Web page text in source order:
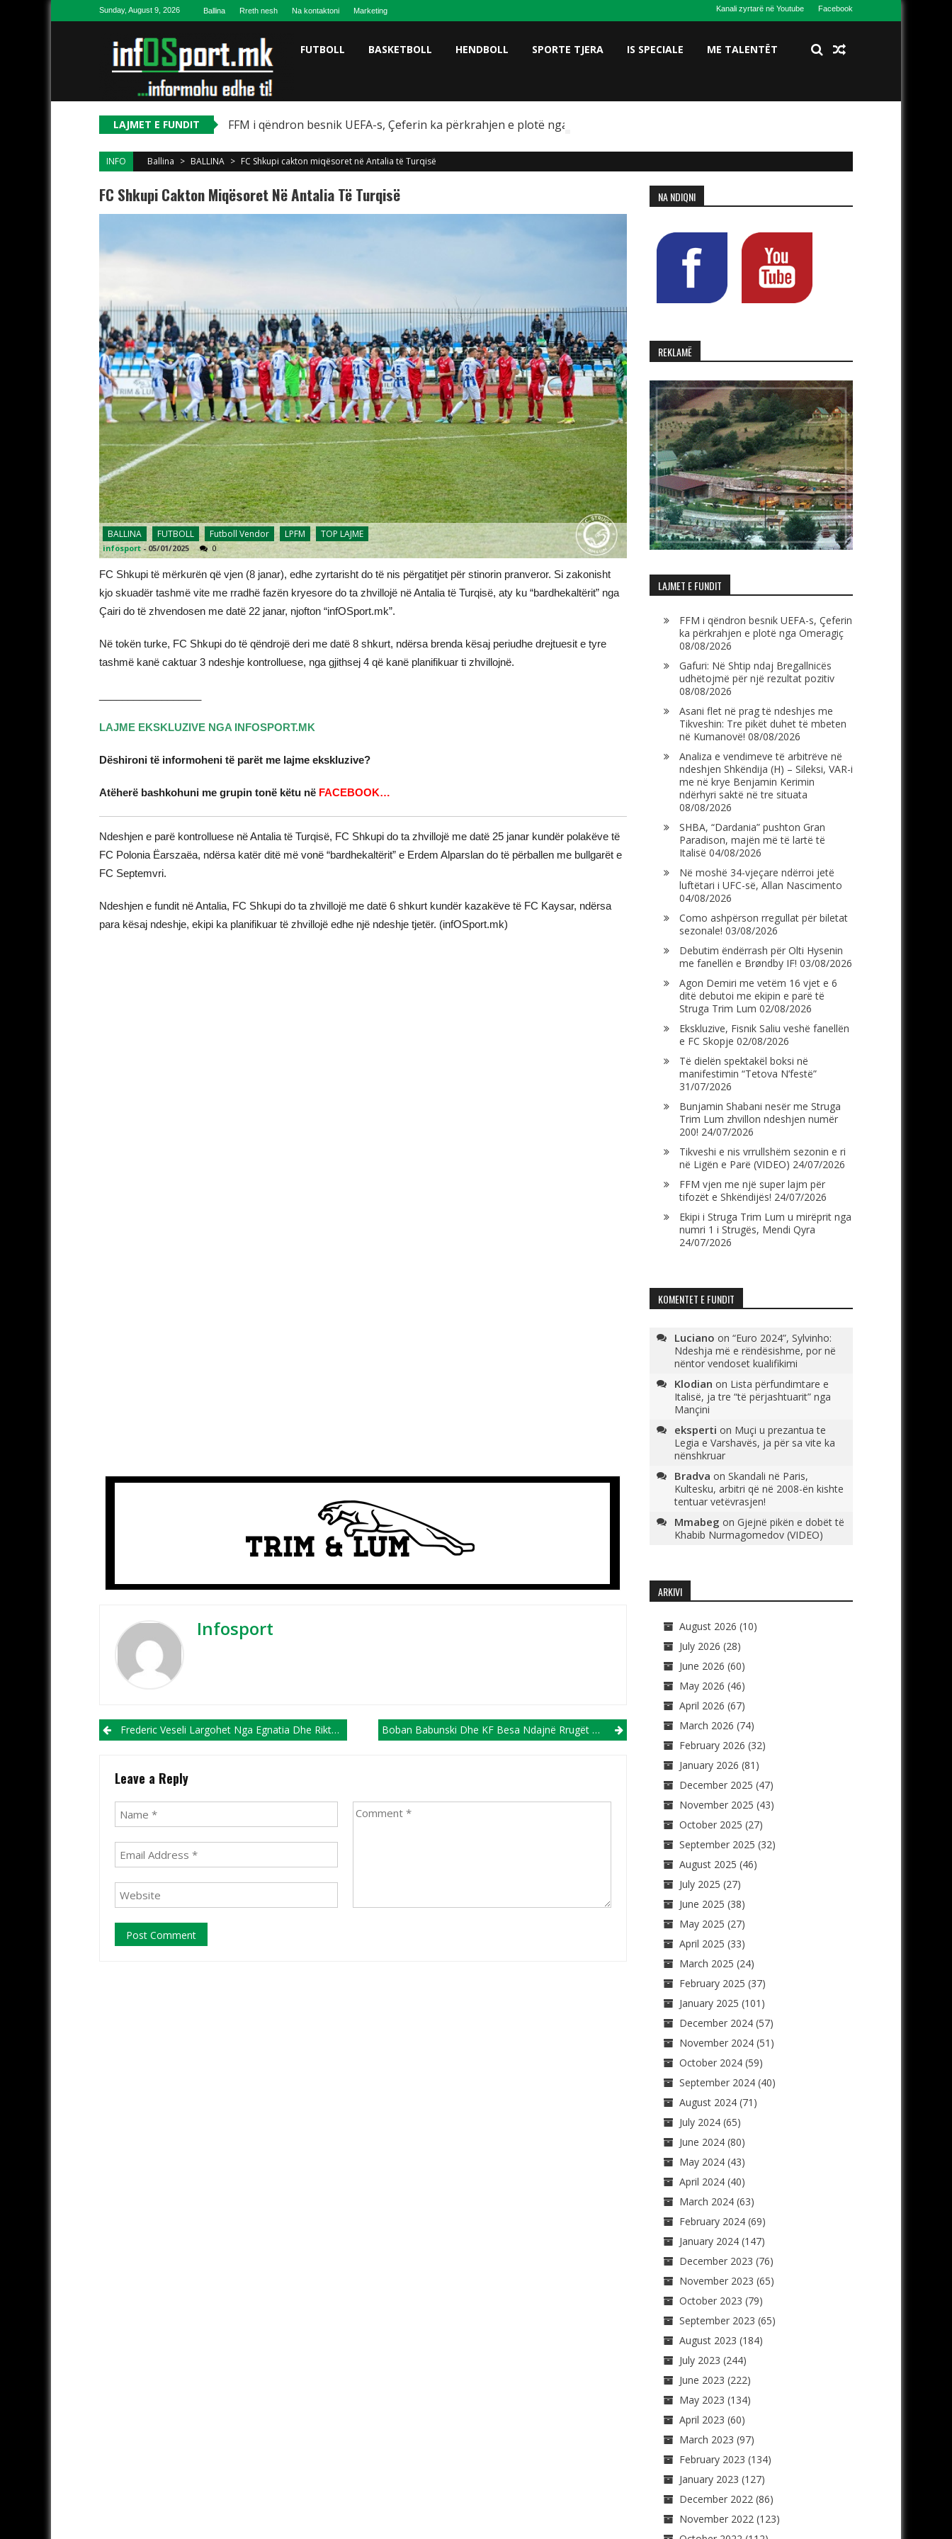
Skip to contentSunday, August 9, 2026 Ballina Rreth nesh Na kontaktoni Marketing Kanali zyrtarë në Youtube Facebook
FUTBOLL BASKETBOLL HENDBOLL SPORTE TJERA IS SPECIALE ME TALENTËT
LAJMET E FUNDIT FFM i qëndron besnik UEFA-s, Çeferin ka përkrahjen e plotë nga Omeragiç
INFO Ballina > BALLINA > FC Shkupi cakton miqësoret në Antalia të Turqisë
FC Shkupi Cakton Miqësoret Në Antalia Të Turqisë
BALLINA FUTBOLL Futboll Vendor LPFM TOP LAJME
infosport -05/01/2025 0
FC Shkupi të mërkurën që vjen (8 janar), edhe zyrtarisht do të nis përgatitjet për stinorin pranveror. Si zakonisht
kjo skuadër tashmë vite me rradhë fazën kryesore do ta zhvillojë në Antalia të Turqisë, aty ku “bardhekaltërit” nga
Çairi do të zhvendosen me datë 22 janar, njofton “infOSport.mk”.
Në tokën turke, FC Shkupi do të qëndrojë deri me datë 8 shkurt, ndërsa brenda kësaj periudhe drejtuesit e tyre
tashmë kanë caktuar 3 ndeshje kontrolluese, nga gjithsej 4 që kanë planifikuar ti zhvillojnë.
LAJME EKSKLUZIVE NGA INFOSPORT.MK
Dëshironi të informoheni të parët me lajme ekskluzive?
Atëherë bashkohuni me grupin tonë këtu në FACEBOOK…
Ndeshjen e parë kontrolluese në Antalia të Turqisë, FC Shkupi do ta zhvillojë me datë 25 janar kundër polakëve të
FC Polonia Ëarszaëa, ndërsa katër ditë më vonë “bardhekaltërit” e Erdem Alparslan do të përballen me bullgarët e
FC Septemvri.
Ndeshjen e fundit në Antalia, FC Shkupi do ta zhvillojë me datë 6 shkurt kundër kazakëve të FC Kaysar, ndërsa
para kësaj ndeshje, ekipi ka planifikuar të zhvillojë edhe një ndeshje tjetër. (infOSport.mk)
Infosport
Post navigation
Frederic Veseli Largohet Nga Egnatia Dhe Rikthehet Në Itali Boban Babunski Dhe KF Besa Ndajnë Rrugët Ende Pa Filluar Bashkëpunimin!
Leave a Reply
NA NDIQNI
REKLAMË
LAJMET E FUNDIT
FFM i qëndron besnik UEFA-s, Çeferin
ka përkrahjen e plotë nga Omeragiç
08/08/2026
Gafuri: Në Shtip ndaj Bregallnicës
udhëtojmë për një rezultat pozitiv
08/08/2026
Asani flet në prag të ndeshjes me
Tikveshin: Tre pikët duhet të mbeten
në Kumanovë! 08/08/2026
Analiza e vendimeve të arbitrëve në
ndeshjen Shkëndija (H) – Sileksi, VAR-i
me në krye Benjamin Kerimin
ndërhyri saktë në tre situata
08/08/2026
SHBA, “Dardania” pushton Gran
Paradison, majën më të lartë të
Italisë 04/08/2026
Në moshë 34-vjeçare ndërroi jetë
luftëtari i UFC-së, Allan Nascimento
04/08/2026
Como ashpërson rregullat për biletat
sezonale! 03/08/2026
Debutim ëndërrash për Olti Hysenin
me fanellën e Brøndby IF! 03/08/2026
Agon Demiri me vetëm 16 vjet e 6
ditë debutoi me ekipin e parë të
Struga Trim Lum 02/08/2026
Ekskluzive, Fisnik Saliu veshë fanellën
e FC Skopje 02/08/2026
Të dielën spektakël boksi në
manifestimin “Tetova N’festë”
31/07/2026
Bunjamin Shabani nesër me Struga
Trim Lum zhvillon ndeshjen numër
200! 24/07/2026
Tikveshi e nis vrrullshëm sezonin e ri
në Ligën e Parë (VIDEO) 24/07/2026
FFM vjen me një super lajm për
tifozët e Shkëndijës! 24/07/2026
Ekipi i Struga Trim Lum u mirëprit nga
numri 1 i Strugës, Mendi Qyra
24/07/2026
KOMENTET E FUNDIT
Luciano on “Euro 2024”, Sylvinho:
Ndeshja më e rëndësishme, por në
nëntor vendoset kualifikimi
Klodian on Lista përfundimtare e
Italisë, ja tre “të përjashtuarit” nga
Mançini
eksperti on Muçi u prezantua te
Legia e Varshavës, ja për sa vite ka
nënshkruar
Bradva on Skandali në Paris,
Kultesku, arbitri që në 2008-ën kishte
tentuar vetëvrasjen!
Mmabeg on Gjejnë pikën e dobët të
Khabib Nurmagomedov (VIDEO)
ARKIVI
August 2026 (10)
July 2026 (28)
June 2026 (60)
May 2026 (46)
April 2026 (67)
March 2026 (74)
February 2026 (32)
January 2026 (81)
December 2025 (47)
November 2025 (43)
October 2025 (27)
September 2025 (32)
August 2025 (46)
July 2025 (27)
June 2025 (38)
May 2025 (27)
April 2025 (33)
March 2025 (24)
February 2025 (37)
January 2025 (101)
December 2024(57)
November 2024(51)
October 2024(59)
September 2024(40)
August 2024(71)
July 2024(65)
June 2024(80)
May 2024(43)
April 2024(40)
March 2024(63)
February 2024(69)
January 2024(147)
December 2023 (76)
November 2023 (65)
October 2023 (79)
September 2023 (65)
August 2023 (184)
July 2023 (244)
June 2023 (222)
May 2023 (134)
April 2023 (60)
March 2023 (97)
February 2023 (134)
January 2023 (127)
December 2022(86)
November 2022(123)